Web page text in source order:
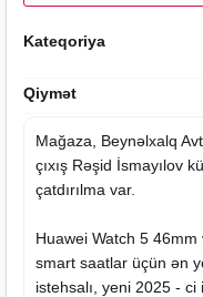
Kateqoriya
Qiymət
Mağaza, Beynəlxalq
çıxış Rəşid İsmayılov
çatdırılma var.
Huawei Watch 5
smart saatlar üçün ən
istehsalı, yeni 2025 -